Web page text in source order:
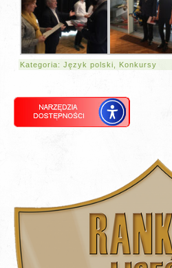
Kategoria:Język polski Konkursy